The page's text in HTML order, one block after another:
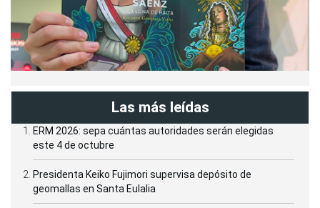
Las más leídas
ERM 2026: sepa cuántas autoridades serán elegidas
este 4 de octubre
Presidenta Keiko Fujimori supervisa depósito de
geomallas en Santa Eulalia